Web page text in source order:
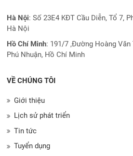
Hà Nội: Số 23E4 KĐT Cầu Diễn, Tổ 7,
Hà Nội
Hồ Chí Minh: 191/7 ,Đường Hoàng Văn
Phú Nhuận, Hồ Chí Minh
VỀ CHÚNG TÔI
Giới thiệu
Lịch sử phát triển
Tin tức
Tuyển dụng